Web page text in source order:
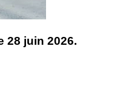
28 juin 2026.